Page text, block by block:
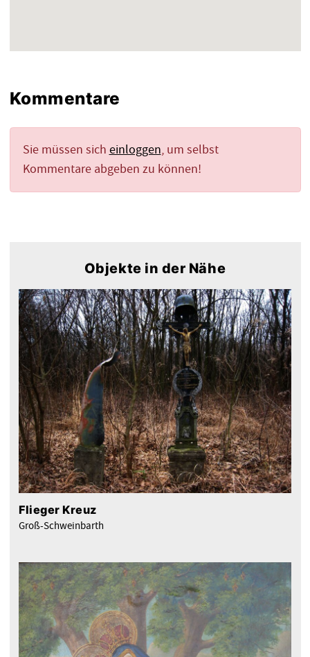
Kommentare
Sie müssen sich einloggen, um selbst
Kommentare abgeben zu können!
Objekte in der Nähe
Flieger Kreuz
Groß-Schweinbarth